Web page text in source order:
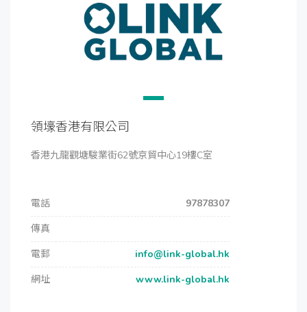
領壕香港有限公司
香港九龍觀塘駿業街62號京貿中心19樓C室
電話
97878307
傳真
電郵
info@link-global.hk
網址
www.link-global.hk